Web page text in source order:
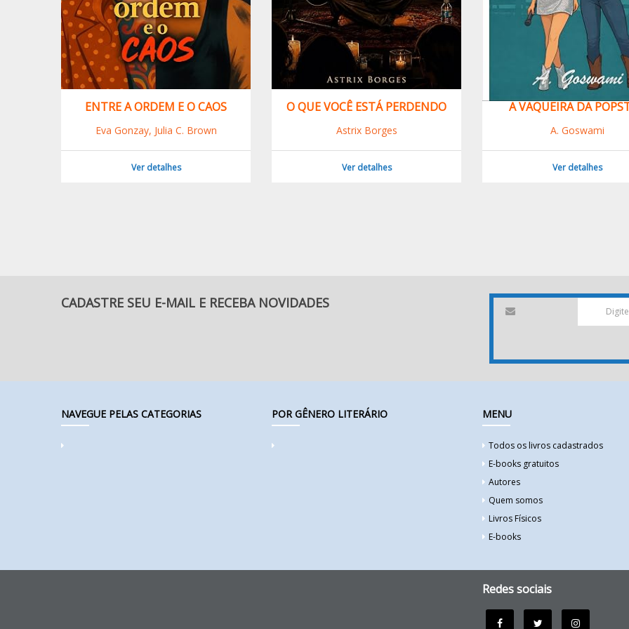
ENTRE A ORDEM E O CAOS
Eva Gonzay, Julia C. Brown
Ver detalhes
O QUE VOCÊ ESTÁ PERDENDO
Astrix Borges
Ver detalhes
A VAQUEIRA DA
A. Goswami
Ver detalhes
CADASTRE SEU E-MAIL E RECEBA NOVIDADES
NAVEGUE PELAS CATEGORIAS POR GÊNERO LITERÁRIO MENU
Todos os livros cadastrados
E-books gratuitos
Autores
Quem somos
Livros Físicos
E-books
Redes sociais